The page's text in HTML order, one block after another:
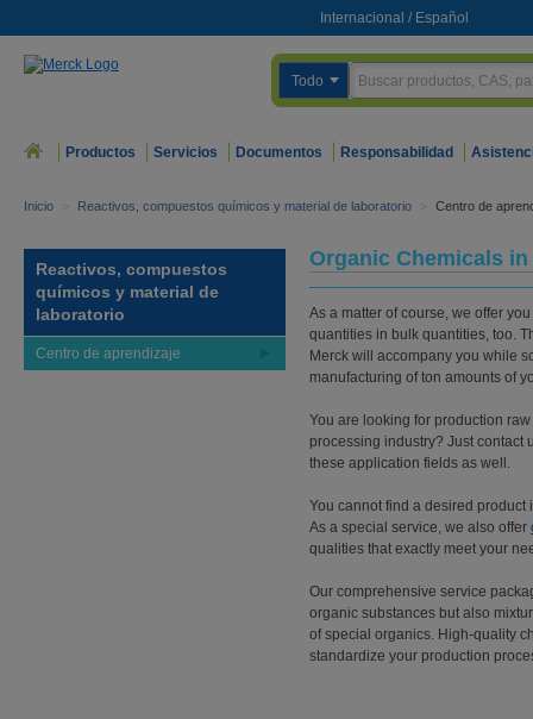
Internacional / Español
Todo
Productos Servicios Documentos Responsabilidad
Inicio > Reactivos, compuestos químicos y material de laboratorio > Centro de
Reactivos, compuestos
químicos y material de
laboratorio
Centro de aprendizaje
Organic Chemicals
As a matter of course, we offer
quantities in bulk quantities, too.
Merck will accompany you while
manufacturing of ton amounts of
You are looking for production
processing industry? Just contact
these application fields as well.
You cannot find a desired
As a special service, we also offer
qualities that exactly meet your
Our comprehensive service
organic substances but also
of special organics. High-quality
standardize your production